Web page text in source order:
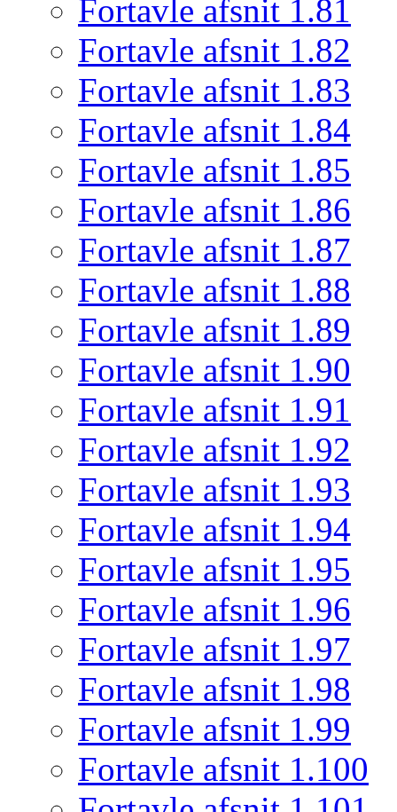
Fortavle afsnit 1.81
Fortavle afsnit 1.82
Fortavle afsnit 1.83
Fortavle afsnit 1.84
Fortavle afsnit 1.85
Fortavle afsnit 1.86
Fortavle afsnit 1.87
Fortavle afsnit 1.88
Fortavle afsnit 1.89
Fortavle afsnit 1.90
Fortavle afsnit 1.91
Fortavle afsnit 1.92
Fortavle afsnit 1.93
Fortavle afsnit 1.94
Fortavle afsnit 1.95
Fortavle afsnit 1.96
Fortavle afsnit 1.97
Fortavle afsnit 1.98
Fortavle afsnit 1.99
Fortavle afsnit 1.100